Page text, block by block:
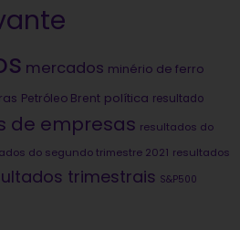
mercados minério de ferro
Petróleo Brent política resultado
de empresas resultados do
do segundo trimestre 2021 resultados
trimestrais S&P500